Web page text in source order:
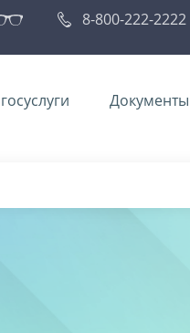
8-800-222-2222
Документы